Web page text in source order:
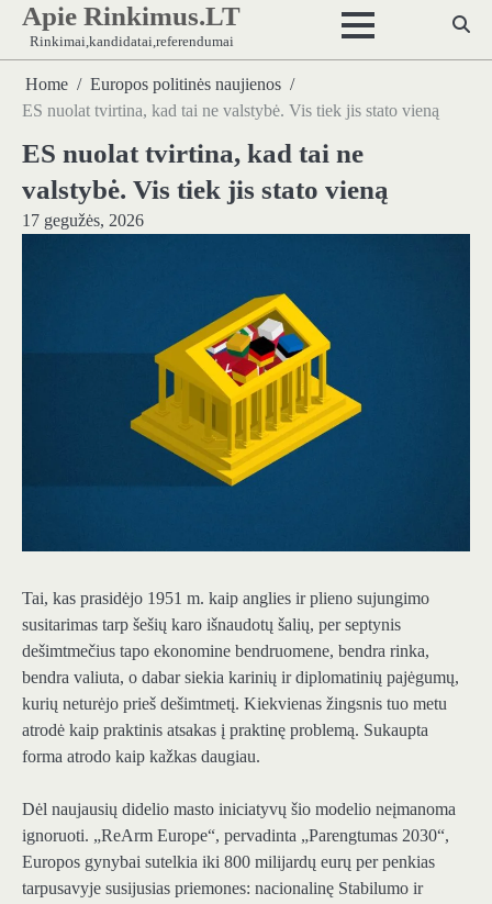
Skip
content
Apie Rinkimus.LT
Rinkimai,kandidatai,referendumai
Home
Europos politinės naujienos
ES nuolat tvirtina, kad tai ne valstybė. Vis tiek jis stato vieną
ES nuolat tvirtina, kad tai ne
valstybė. Vis tiek jis stato vieną
17 gegužės, 2026
Tai, kas prasidėjo 1951 m. kaip anglies ir plieno sujungimo
susitarimas tarp šešių karo išnaudotų šalių, per septynis
dešimtmečius tapo ekonomine bendruomene, bendra rinka,
bendra valiuta, o dabar siekia karinių ir diplomatinių pajėgumų,
kurių neturėjo prieš dešimtmetį. Kiekvienas žingsnis tuo metu
atrodė kaip praktinis atsakas į praktinę problemą. Sukaupta
forma atrodo kaip kažkas daugiau.
Dėl naujausių didelio masto iniciatyvų šio modelio neįmanoma
ignoruoti. „ReArm Europe“, pervadinta „Parengtumas 2030“,
Europos gynybai sutelkia iki 800 milijardų eurų per penkias
tarpusavyje susijusias priemones: nacionalinę Stabilumo ir